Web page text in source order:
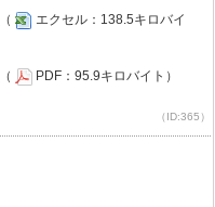
（
エクセル：138.5キロバイ
（ PDF：95.9キロバイト）
（ID:365）